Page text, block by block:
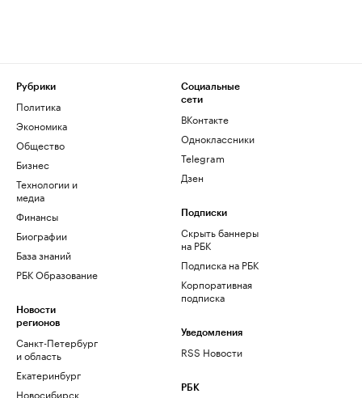
Рубрики
Политика
Экономика
Общество
Бизнес
Технологии и
медиа
Финансы
Биографии
База знаний
РБК Образование
Новости
регионов
Санкт-Петербург
и область
Екатеринбург
Новосибирск
Социальные
сети
ВКонтакте
Одноклассники
Telegram
Дзен
Подписки
Скрыть баннеры
на РБК
Подписка на РБК
Корпоративная
подписка
Уведомления
RSS Новости
РБК